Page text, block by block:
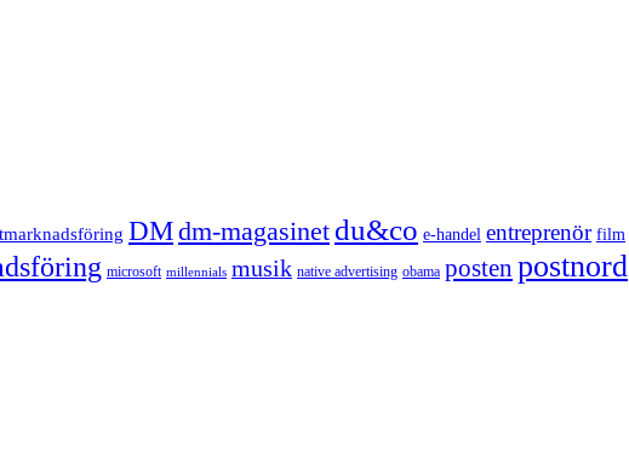
DMdm-magasinet du&co e-handel entreprenör film
microsoft millennials musik native advertising obama posten postnord